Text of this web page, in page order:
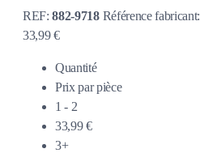
REF:882-9718 Référence fabricant:
33,99 €
Quantité
Prix par pièce
1 - 2
33,99 €
3+